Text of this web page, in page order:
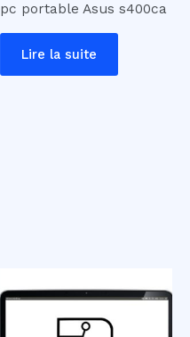
pc portable Asus s400ca
Lire la suite